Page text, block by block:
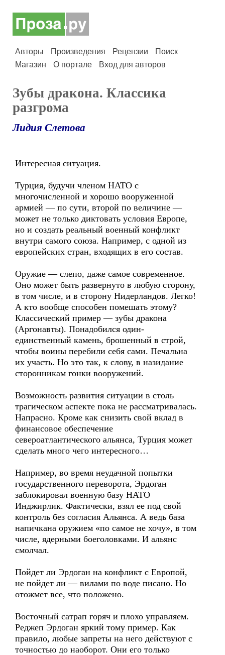
Авторы Произведения Рецензии
Поиск
Магазин
О портале Вход для авторов
Зубы дракона. Классика
разгрома
Лидия Слетова
Интересная ситуация.
Турция, будучи членом НАТО с
многочисленной и хорошо вооруженной
армией — по сути, второй по величине —
может не только диктовать условия Европе,
но и создать реальный военный конфликт
внутри самого союза. Например, с одной из
европейских стран, входящих в его состав.
Оружие — слепо, даже самое современное.
Оно может быть развернуто в любую сторону,
в том числе, и в сторону Нидерландов. Легко!
А кто вообще способен помешать этому?
Классический пример — зубы дракона
(Аргонавты). Понадобился один-
единственный камень, брошенный в строй,
чтобы воины перебили себя сами. Печальна
их участь. Но это так, к слову, в назидание
сторонникам гонки вооружений.
Возможность развития ситуации в столь
трагическом аспекте пока не рассматривалась.
Напрасно. Кроме как снизить свой вклад в
финансовое обеспечение
североатлантического альянса, Турция может
сделать много чего интересного…
Например, во время неудачной попытки
государственного переворота, Эрдоган
заблокировал военную базу НАТО
Инджирлик. Фактически, взял ее под свой
контроль без согласия Альянса. А ведь база
напичкана оружием «по самое не хочу», в том
числе, ядерными боеголовками. И альянс
смолчал.
Пойдет ли Эрдоган на конфликт с Европой,
не пойдет ли — вилами по воде писано. Но
отожмет все, что положено.
Восточный сатрап горяч и плохо управляем.
Реджеп Эрдоган яркий тому пример. Как
правило, любые запреты на него действуют с
точностью до наоборот. Они его только